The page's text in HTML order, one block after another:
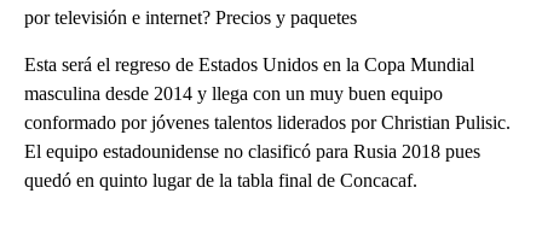
por televisión e internet? Precios y paquetes
Esta será el regreso de Estados Unidos en la Copa Mundial
masculina desde 2014 y llega con un muy buen equipo
conformado por jóvenes talentos liderados por Christian Pulisic.
El equipo estadounidense no clasificó para Rusia 2018 pues
quedó en quinto lugar de la tabla final de Concacaf.